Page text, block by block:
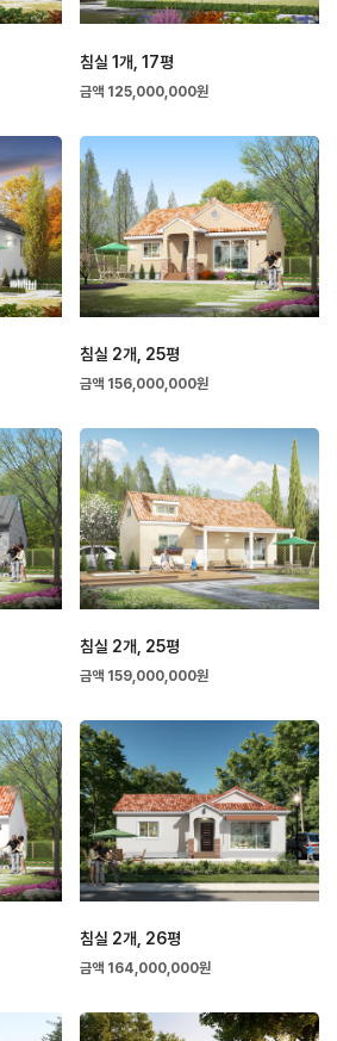
침실 1개, 17평
금액 125,000,000원
침실 2개, 25평
금액 156,000,000원
침실 2개, 25평
금액 159,000,000원
침실 2개, 26평
금액 164,000,000원